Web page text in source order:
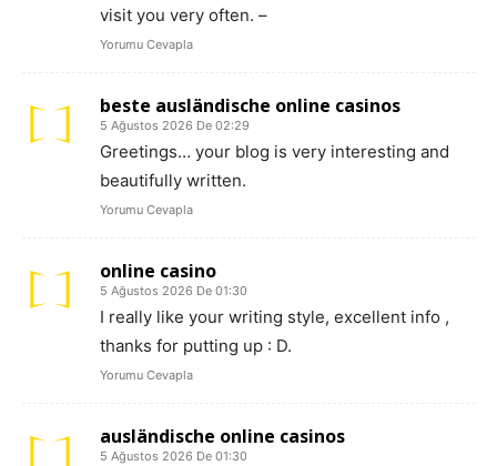
visit you very often. –
Yorumu Cevapla
beste ausländische online casinos
5 Ağustos 2026 De 02:29
Greetings… your blog is very interesting and
beautifully written.
Yorumu Cevapla
online casino
5 Ağustos 2026 De 01:30
I really like your writing style, excellent info ,
thanks for putting up : D.
Yorumu Cevapla
ausländische online casinos
5 Ağustos 2026 De 01:30